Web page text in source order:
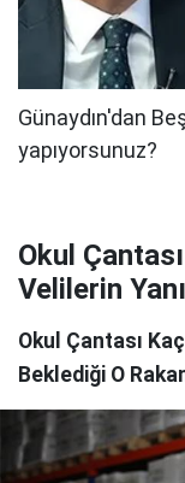
Okul
Velilerin
Okul Çantası
Beklediği O